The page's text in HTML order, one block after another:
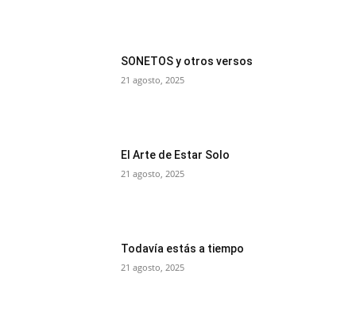
SONETOS y otros versos
21 agosto, 2025
El Arte de Estar Solo
21 agosto, 2025
Todavía estás a tiempo
21 agosto, 2025